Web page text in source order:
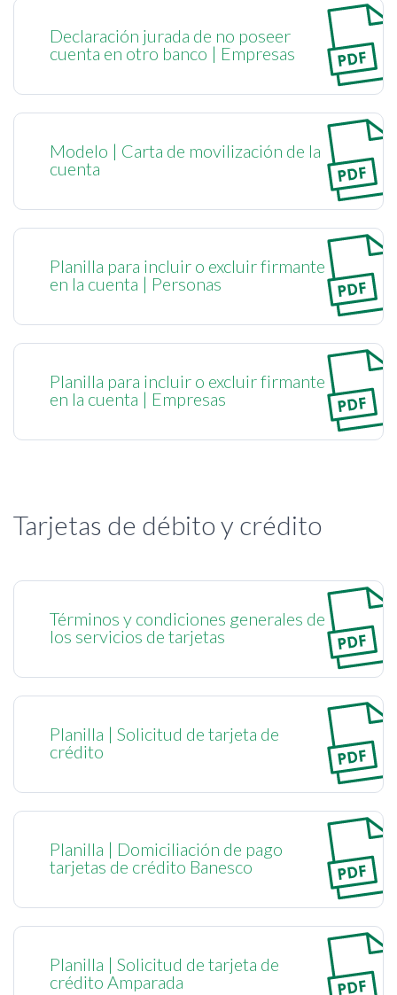
Declaración jurada de no poseer
cuenta en otro banco | Empresas
Modelo | Carta de movilización de la
cuenta
Planilla para incluir o excluir firmante
en la cuenta | Personas
Planilla para incluir o excluir firmante
en la cuenta | Empresas
Tarjetas de débito y crédito
Términos y condiciones generales de
los servicios de tarjetas
Planilla | Solicitud de tarjeta de
crédito
Planilla | Domiciliación de pago
tarjetas de crédito Banesco
Planilla | Solicitud de tarjeta de
crédito Amparada